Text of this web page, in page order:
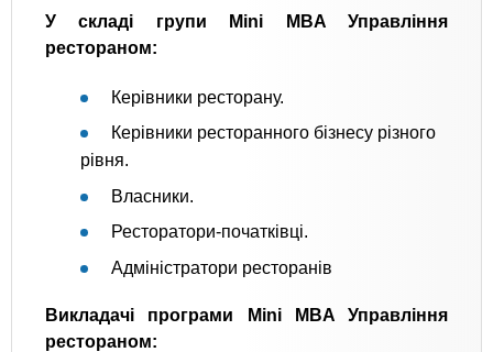
У складі групи Mini MBA Управління
рестораном:
Керівники ресторану.
Керівники ресторанного бізнесу різного
рівня.
Власники.
Ресторатори-початківці.
Адміністратори ресторанів
Викладачі програми Mini MBA Управління
рестораном: